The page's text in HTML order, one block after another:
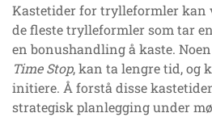
Kastetider for trylleformler kan
de fleste trylleformler som tar
en bonushandling å kaste.
Time Stop, kan ta lengre tid, og
initiere. Å forstå disse
strategisk planlegging under